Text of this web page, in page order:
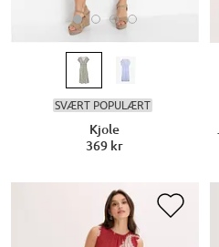
SVÆRT POPULÆRT
Kjole
369 kr